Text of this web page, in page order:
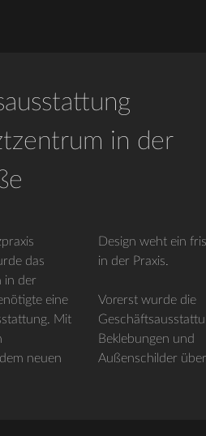
in der
das
in der
eine
Mit
neuen
Wind
in der Praxis.
Vorerst wurde die
Beklebungen und
Außenschilder